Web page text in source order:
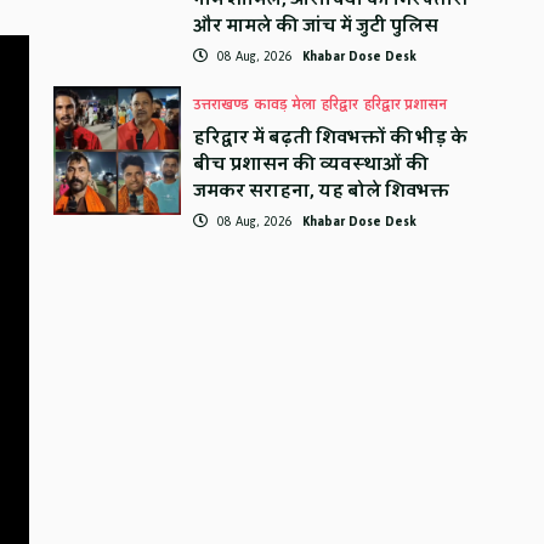
और मामले की जांच में जुटी पुलिस
08 Aug, 2026 Khabar Dose Desk
उत्तराखण्ड कावड़ मेला हरिद्वार हरिद्वार प्रशासन
हरिद्वार में बढ़ती शिवभक्तों की भीड़ के
बीच प्रशासन की व्यवस्थाओं की
जमकर सराहना, यह बोले शिवभक्त
08 Aug, 2026 Khabar Dose Desk